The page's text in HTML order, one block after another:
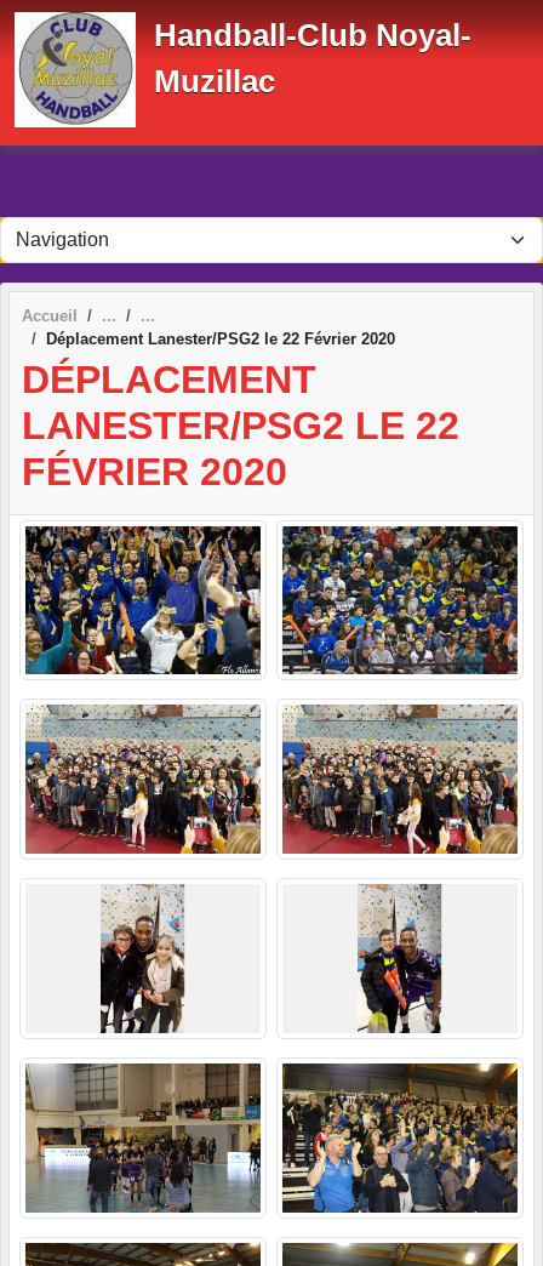
Handball-Club Noyal-
Muzillac
Accueil
Déplacement Lanester/PSG2 le 22 Février 2020
DÉPLACEMENT
LANESTER/PSG2 LE 22
FÉVRIER 2020
Panneau de gestion des cookies